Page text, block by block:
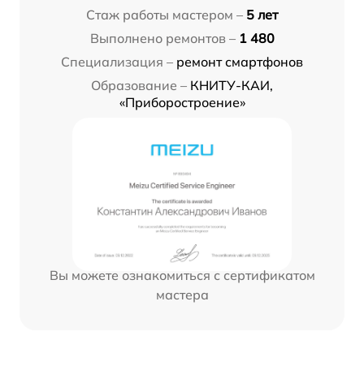
Стаж работы мастером – 5 лет
Выполнено ремонтов – 1 480
Специализация – ремонт смартфонов
Образование – КНИТУ-КАИ,
«Приборостроение»
Вы можете ознакомиться с сертификатом
мастера